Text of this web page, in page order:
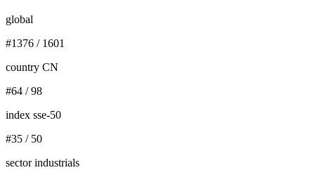
global
#1376 / 1601
country CN
#64 /98
index sse-50
#35 / 50
sector industrials